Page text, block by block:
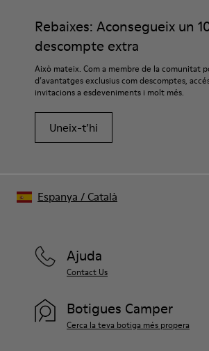
Rebaixes: Aconsegueix un
descompte extra
Això mateix. Com a membre de la comunitat
d’avantatges exclusius com descomptes,
invitacions a esdeveniments i molt més.
Uneix-t’hi
Ajuda
Contact Us
Botigues Camper
Cerca la teva botiga més propera
Espanya / Català